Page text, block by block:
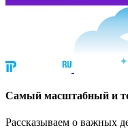
Cамый масштабный и
Рассказываем о важных